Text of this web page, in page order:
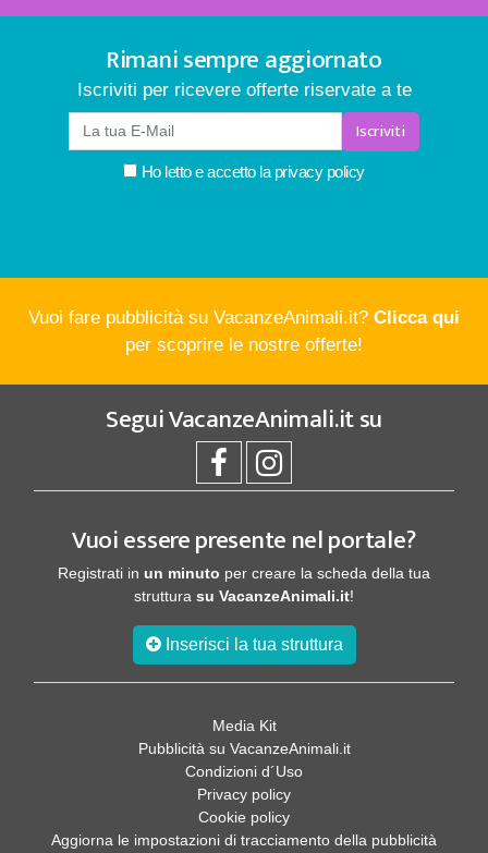
Rimani sempre aggiornato
Iscriviti per ricevere offerte riservate a te
Iscriviti
Ho letto e accetto la privacy policy
Vuoi fare pubblicità su VacanzeAnimali.it? Clicca qui
per scoprire le nostre offerte!
SeguiVacanzeAnimali.itsu
Vuoi essere presente nel portale?
Registrati in un minuto per creare la scheda della tua
struttura su VacanzeAnimali.it!
Inserisci la tua struttura
Media Kit
Pubblicità su VacanzeAnimali.it
Condizioni d´Uso
Privacy policy
Cookie policy
Aggiorna le impostazioni di tracciamento della pubblicità